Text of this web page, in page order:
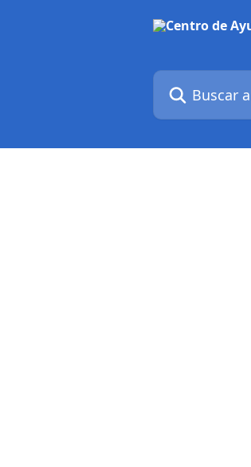
Buscar artículos...